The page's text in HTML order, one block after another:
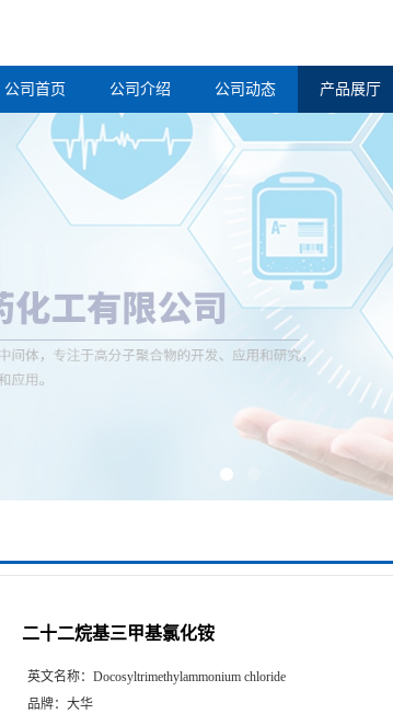
公司首页 公司介绍 公司动态 产品展厅
二十二烷基三甲基氯化铵
英文名称： Docosyltrimethylammonium chloride
品牌： 大华